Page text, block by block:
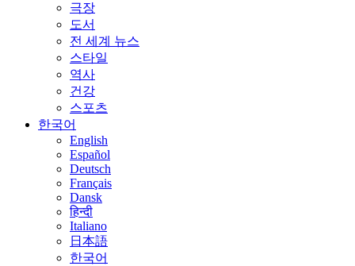
극장
도서
전 세계 뉴스
스타일
역사
건강
스포츠
한국어
English
Español
Deutsch
Français
Dansk
हिन्दी
Italiano
日本語
한국어